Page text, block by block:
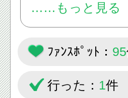
「はちなび」は
と、作られてい
もっともっと
きたい！
……もっと見る
ﾌｧﾝｽﾎﾟｯﾄ： 95
行った： 1件